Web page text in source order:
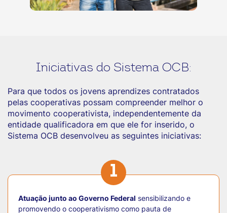
Iniciativas do Sistema OCB:
Para que todos os jovens aprendizes contratados
pelas cooperativas possam compreender melhor o
movimento cooperativista, independentemente da
entidade qualificadora em que ele for inserido, o
Sistema OCB desenvolveu as seguintes iniciativas:
1
Atuação junto ao Governo Federal sensibilizando e
promovendo o cooperativismo como pauta de